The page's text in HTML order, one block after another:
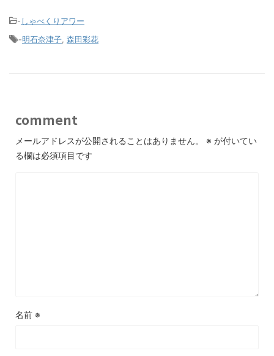
-しゃべくりアワー
-明石奈津子 森田彩花
comment
メールアドレスが公開されることはありません。 ※ が付いてい
る欄は必須項目です
名前 ※